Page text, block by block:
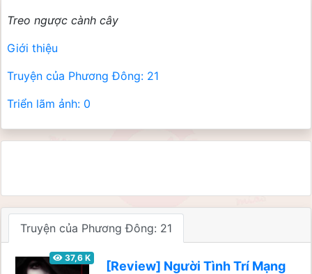
Treo ngược cành cây
Giới thiệu
Truyện của Phương Đông: 21
Triển lãm ảnh: 0
Truyện của Phương Đông: 21
37,6 K
[Review] Người Tình Trí Mạng